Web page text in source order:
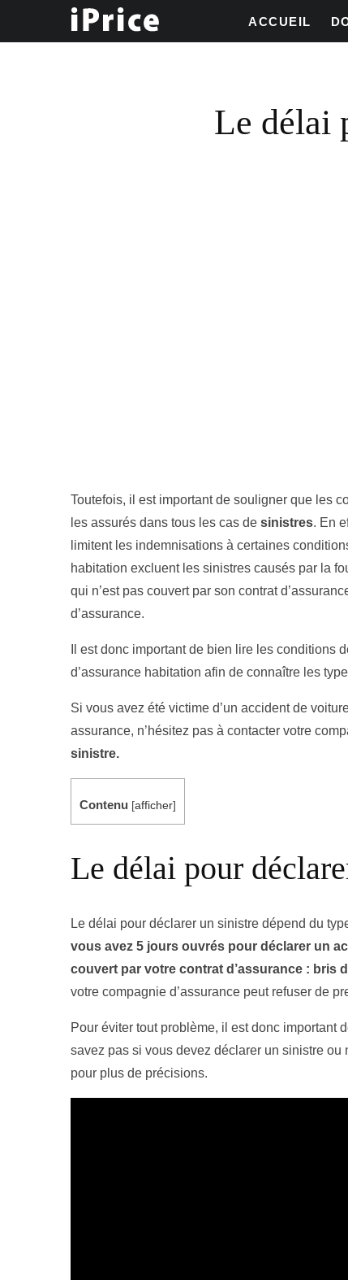
ACCUEIL
Le délai
Toutefois, il est important de souligner que les
les assurés dans tous les cas de sinistres. En
limitent les indemnisations à certaines
habitation excluent les sinistres causés par la
qui n’est pas couvert par son contrat
d’assurance.
Il est donc important de bien lire les conditions
d’assurance habitation afin de connaître les
Si vous avez été victime d’un accident de
assurance, n’hésitez pas à contacter votre
sinistre.
Contenu [afficher]
Le délai pour
Le délai pour déclarer un sinistre dépend du
vous avez 5 jours ouvrés pour déclarer un
couvert par votre contrat d’assurance : bris
votre compagnie d’assurance peut refuser de
Pour éviter tout problème, il est donc important
savez pas si vous devez déclarer un sinistre ou
pour plus de précisions.